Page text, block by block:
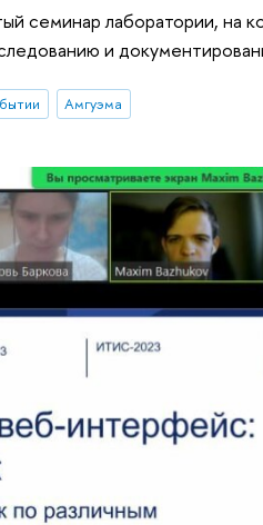
семинар лаборатории, на
и
Амгуэма